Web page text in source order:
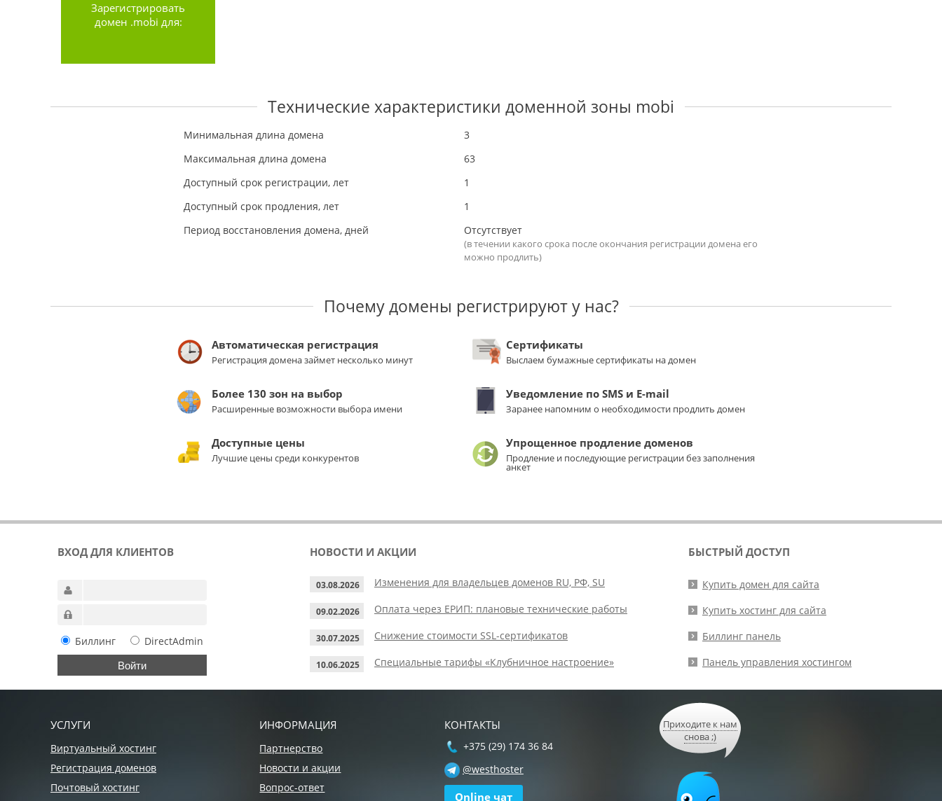
Зарегистрировать
домен .mobi для:
Технические характеристики доменной зоны mobi
Минимальная длина домена
3
Максимальная длина домена
63
Доступный срок регистрации, лет
1
Доступный срок продления, лет
1
Период восстановления домена, дней
Отсутствует
(в течении какого срока после окончания регистрации домена его
можно продлить)
Почему домены регистрируют у нас?
Автоматическая регистрация
Регистрация домена займет несколько минут
Сертификаты
Выслаем бумажные сертификаты на домен
Более 130 зон на выбор
Расширенные возможности выбора имени
Уведомление по SMS и E-mail
Заранее напомним о необходимости продлить домен
Доступные цены
Лучшие цены среди конкурентов
Упрощенное продление доменов
Продление и последующие регистрации без заполнения
анкет
ВХОД ДЛЯ КЛИЕНТОВ
Биллинг DirectAdmin
НОВОСТИ И АКЦИИ
03.08.2026 Изменения для владельцев доменов RU, РФ, SU
09.02.2026 Оплата через ЕРИП: плановые технические работы
30.07.2025 Снижение стоимости SSL-сертификатов
10.06.2025 Специальные тарифы «Клубничное настроение»
БЫСТРЫЙ ДОСТУП
Купить домен для сайта
Купить хостинг для сайта
Биллинг панель
Панель управления хостингом
УСЛУГИ
Виртуальный хостинг
Регистрация доменов
Почтовый хостинг
ИНФОРМАЦИЯ
Партнерство
Новости и акции
Вопрос-ответ
КОНТАКТЫ
+375 (29) 174 36 84
@westhoster
Online чат
Приходите к нам
снова ;)